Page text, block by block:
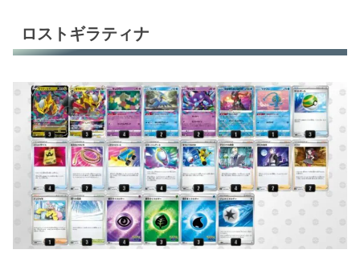
ロストギラティナ